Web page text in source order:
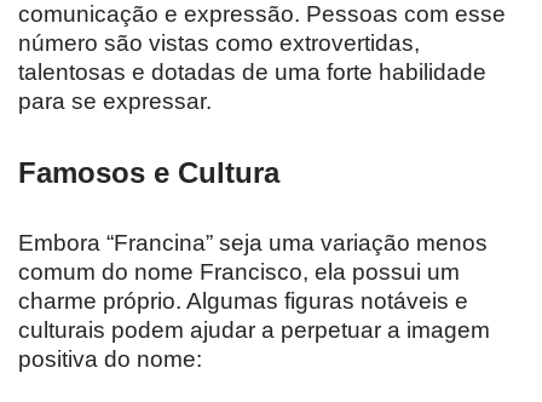
comunicação e expressão. Pessoas com esse
número são vistas como extrovertidas,
talentosas e dotadas de uma forte habilidade
para se expressar.
Famosos e Cultura
Embora “Francina” seja uma variação menos
comum do nome Francisco, ela possui um
charme próprio. Algumas figuras notáveis e
culturais podem ajudar a perpetuar a imagem
positiva do nome: